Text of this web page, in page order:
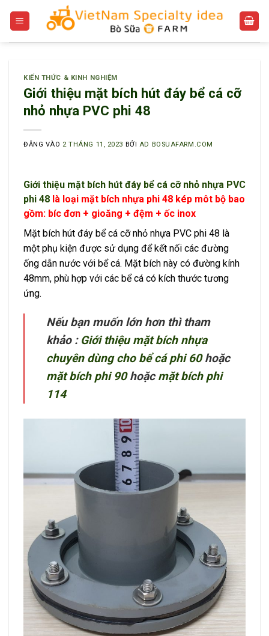
KIẾN THỨC & KINH NGHIỆM
Giới thiệu mặt bích hút đáy bể cá cỡ
nhỏ nhựa PVC phi 48
ĐĂNG VÀO 2 THÁNG 11, 2023 BỞI AD BOSUAFARM.COM
Giới thiệu mặt bích hút đáy bể cá cỡ nhỏ nhựa PVC
phi 48 là loại mặt bích nhựa phi 48 kép môt bộ bao
gồm: bíc đơn + gioăng + đệm + ốc inox
Mặt bích hút đáy bể cá cỡ nhỏ nhựa PVC phi 48 là
một phụ kiện được sử dụng để kết nối các đường
ống dẫn nước với bể cá. Mặt bích này có đường kính
48mm, phù hợp với các bể cá có kích thước tương
ứng.
Nếu bạn muốn lớn hơn thì tham
khảo : Giới thiệu mặt bích nhựa
chuyên dùng cho bể cá phi 60hoặc
mặt bích phi 90hoặcmặt bích phi
114